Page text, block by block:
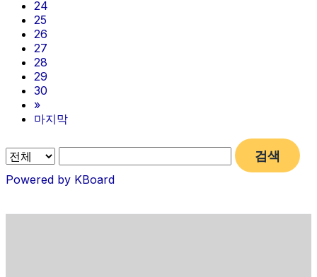
24
25
26
27
28
29
30
»
마지막
검색
Powered by KBoard